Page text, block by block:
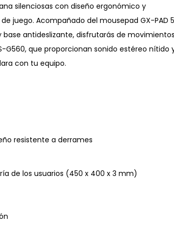
silenciosas con diseño ergonómico y
juego. Acompañado del mousepad GX-PAD
antideslizante, disfrutarás de
G560, que proporcionan sonido estéreo nítido
con tu equipo.
resistente a derrames
de los usuarios (450 x 400 x 3 mm)